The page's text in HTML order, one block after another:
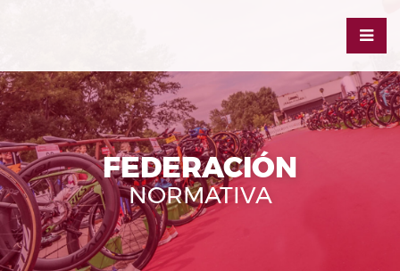
FEDERACIÓN
NORMATIVA